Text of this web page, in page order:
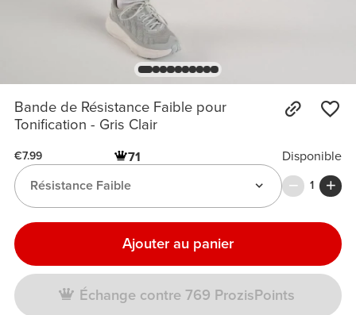
Bande de Résistance Faible pour
Tonification - Gris Clair
€7.99 71
Disponible
Résistance Faible
1
Ajouter au panier
Échange contre 769 ProzisPoints